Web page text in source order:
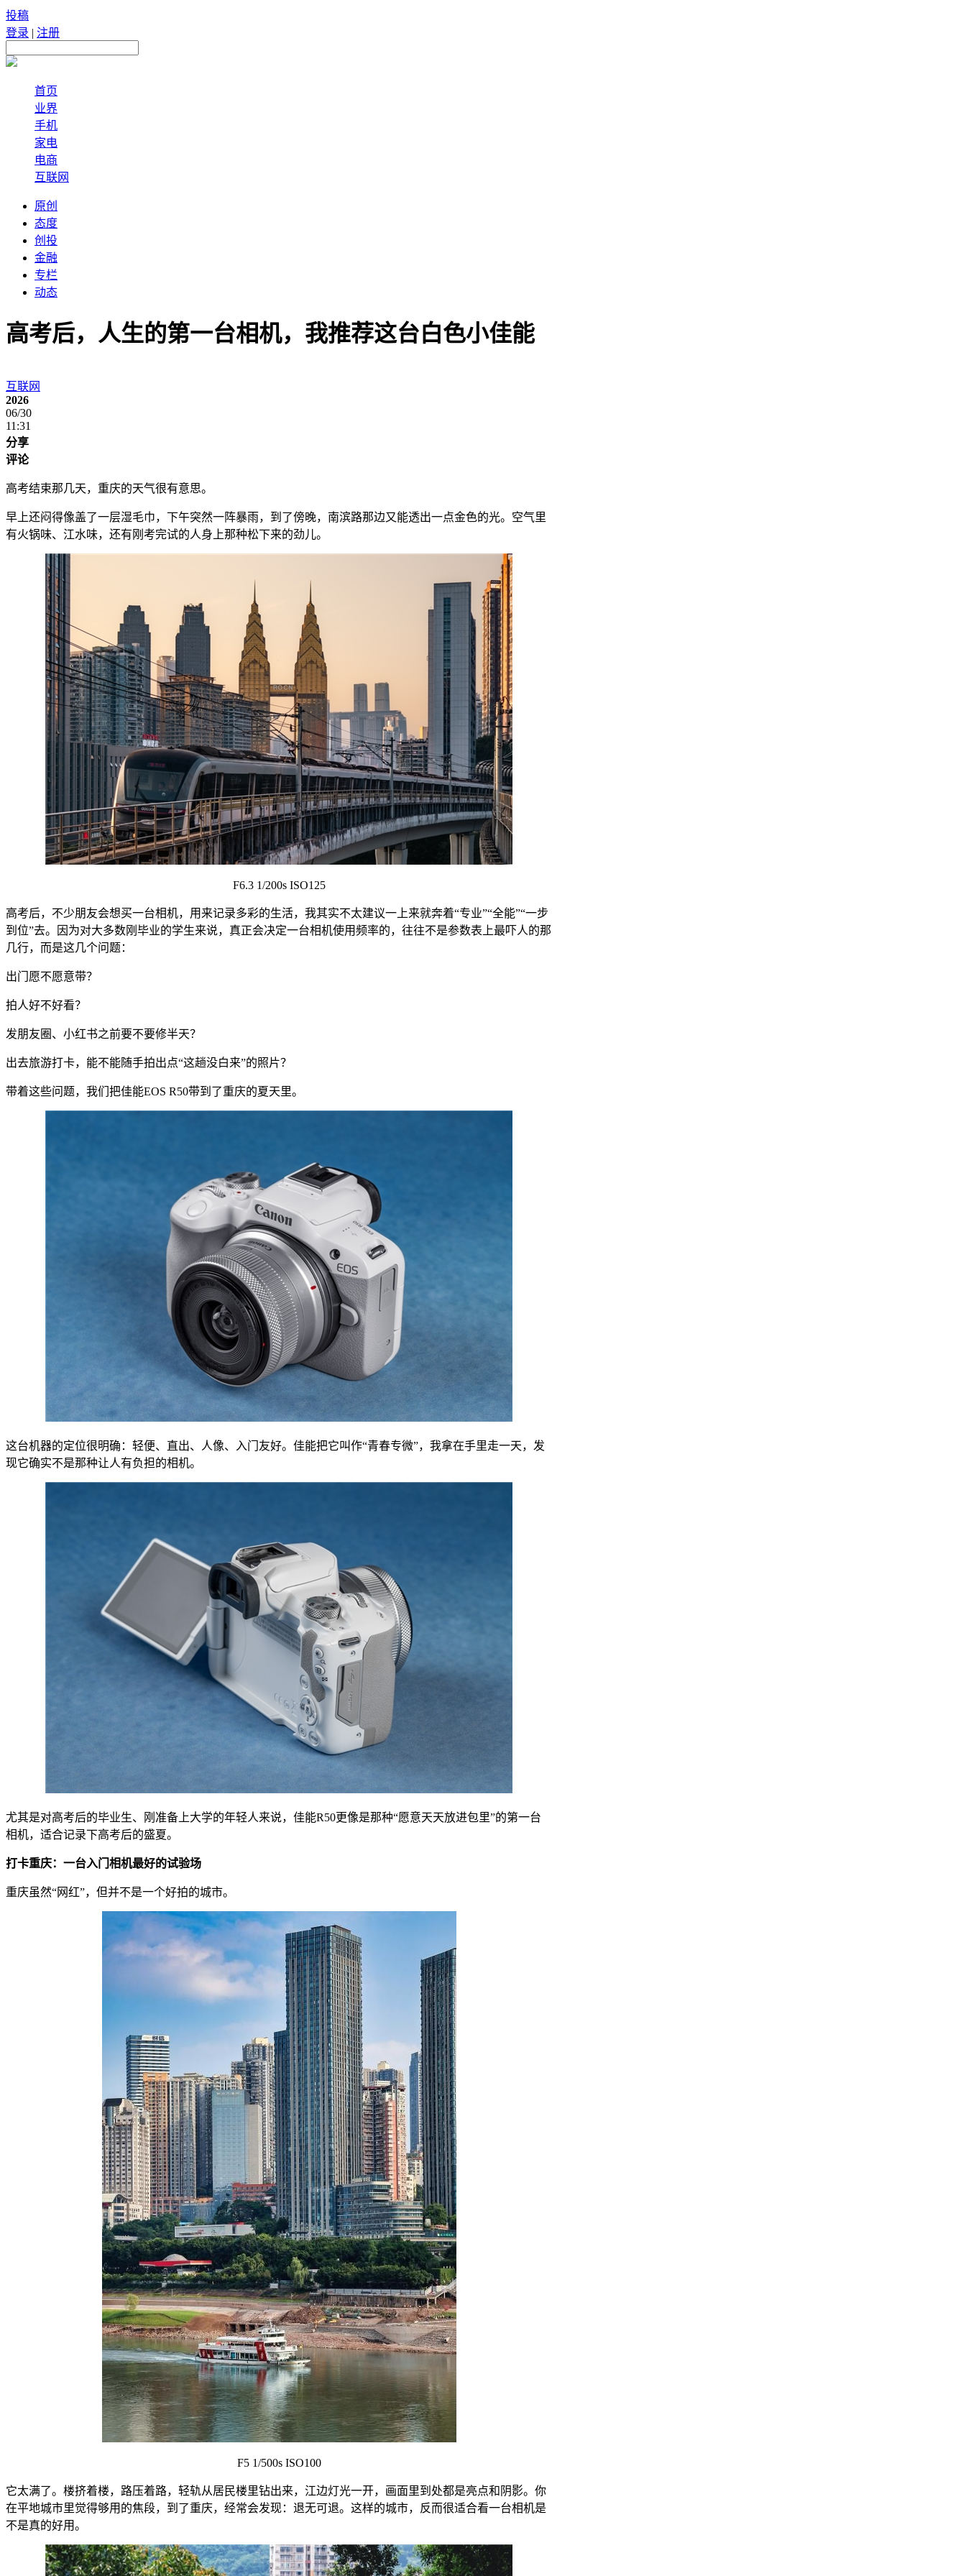
投稿
登录 | 注册
首页
业界
手机
家电
电商
互联网
原创
态度
创投
金融
专栏
动态
高考后，人生的第一台相机，我推荐这台白色小佳能
互联网
2026
06/30
11:31
分享
评论
高考结束那几天，重庆的天气很有意思。
早上还闷得像盖了一层湿毛巾，下午突然一阵暴雨，到了傍晚，南滨路那边又能透出一点金色的光。空气里
有火锅味、江水味，还有刚考完试的人身上那种松下来的劲儿。
F6.3 1/200s ISO125
高考后，不少朋友会想买一台相机，用来记录多彩的生活，我其实不太建议一上来就奔着“专业”“全能”“一步
到位”去。因为对大多数刚毕业的学生来说，真正会决定一台相机使用频率的，往往不是参数表上最吓人的那
几行，而是这几个问题：
出门愿不愿意带？
拍人好不好看？
发朋友圈、小红书之前要不要修半天？
出去旅游打卡，能不能随手拍出点“这趟没白来”的照片？
带着这些问题，我们把佳能EOS R50带到了重庆的夏天里。
这台机器的定位很明确：轻便、直出、人像、入门友好。佳能把它叫作“青春专微”，我拿在手里走一天，发
现它确实不是那种让人有负担的相机。
尤其是对高考后的毕业生、刚准备上大学的年轻人来说，佳能R50更像是那种“愿意天天放进包里”的第一台
相机，适合记录下高考后的盛夏。
打卡重庆：一台入门相机最好的试验场
重庆虽然“网红”，但并不是一个好拍的城市。
F5 1/500s ISO100
它太满了。楼挤着楼，路压着路，轻轨从居民楼里钻出来，江边灯光一开，画面里到处都是亮点和阴影。你
在平地城市里觉得够用的焦段，到了重庆，经常会发现：退无可退。这样的城市，反而很适合看一台相机是
不是真的好用。